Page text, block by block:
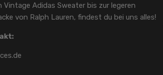
Vintage Adidas Sweater bis zur legeren
von Ralph Lauren, findest du bei uns alles!